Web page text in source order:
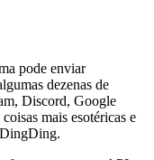
pode enviar
dezenas de
Discord, Google
mais esotéricas e